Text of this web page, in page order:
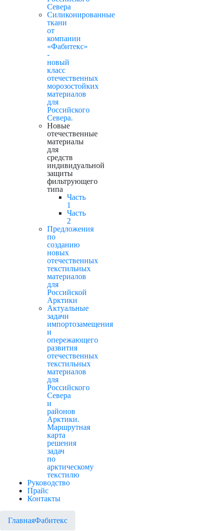
Севера
Силиконированные
ткани
от
компании
«Фабитекс»
-
новый
класс
отечественных
морозостойких
материалов
для
Российского
Севера.
Новые
отечественные
материалы
для
средств
индивидуальной
защиты
фильтрующего
типа
Часть
1
Часть
2
Предложения
по
созданию
новых
отечественных
текстильных
материалов
для
Российской
Арктики
Актуальные
задачи
импортозамещения
и
опережающего
развития
отечественных
текстильных
материалов
для
Российского
Севера
и
районов
Арктики.
Маршрутная
карта
решения
задач
по
арктическому
текстилю
Руководство
Прайс
Контакты
ГлавнаяФабитекс